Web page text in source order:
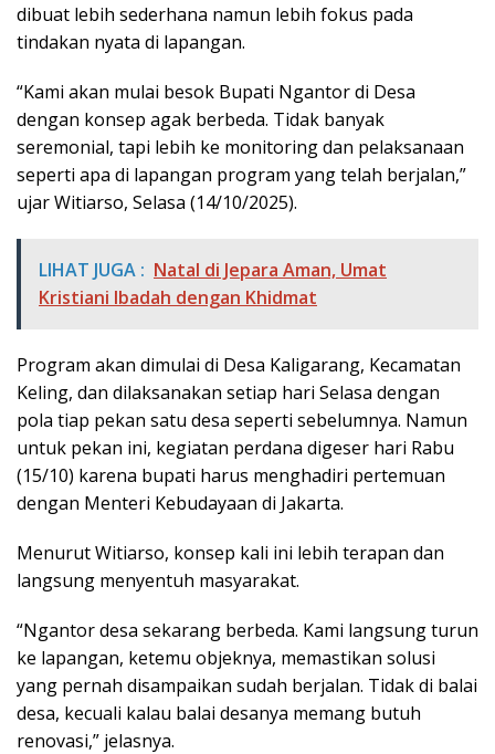
dibuat lebih sederhana namun lebih fokus pada
tindakan nyata di lapangan.
“Kami akan mulai besok Bupati Ngantor di Desa
dengan konsep agak berbeda. Tidak banyak
seremonial, tapi lebih ke monitoring dan pelaksanaan
seperti apa di lapangan program yang telah berjalan,”
ujar Witiarso, Selasa (14/10/2025).
LIHAT JUGA : Natal di Jepara Aman, Umat
Kristiani Ibadah dengan Khidmat
Program akan dimulai di Desa Kaligarang, Kecamatan
Keling, dan dilaksanakan setiap hari Selasa dengan
pola tiap pekan satu desa seperti sebelumnya. Namun
untuk pekan ini, kegiatan perdana digeser hari Rabu
(15/10) karena bupati harus menghadiri pertemuan
dengan Menteri Kebudayaan di Jakarta.
Menurut Witiarso, konsep kali ini lebih terapan dan
langsung menyentuh masyarakat.
“Ngantor desa sekarang berbeda. Kami langsung turun
ke lapangan, ketemu objeknya, memastikan solusi
yang pernah disampaikan sudah berjalan. Tidak di balai
desa, kecuali kalau balai desanya memang butuh
renovasi,” jelasnya.